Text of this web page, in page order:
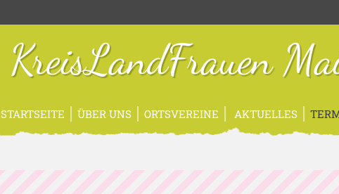
KreisLandFrauen
STARTSEITE ÜBER UNS ORTSVEREINE AKTUELLES